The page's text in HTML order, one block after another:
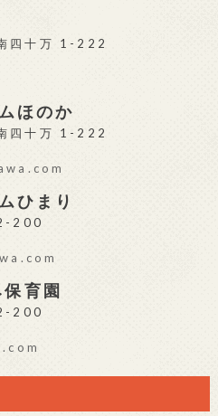
四十万 1-222
ほのか
四十万 1-222
ひまり
200
育園
200